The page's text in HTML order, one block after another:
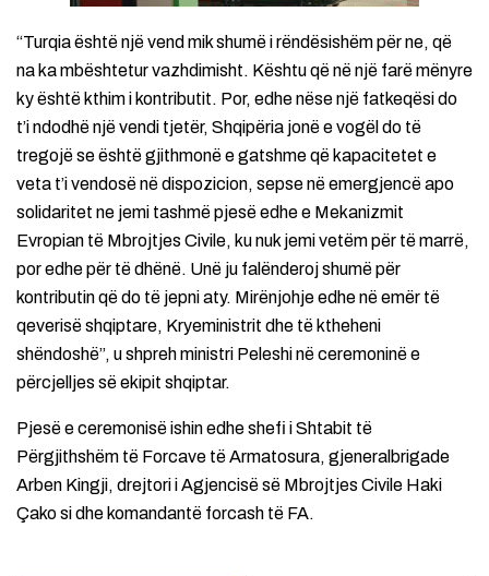
“Turqia është një vend mik shumë i rëndësishëm për ne, që
na ka mbështetur vazhdimisht. Kështu që në një farë mënyre
ky është kthim i kontributit. Por, edhe nëse një fatkeqësi do
t’i ndodhë një vendi tjetër, Shqipëria jonë e vogël do të
tregojë se është gjithmonë e gatshme që kapacitetet e
veta t’i vendosë në dispozicion, sepse në emergjencë apo
solidaritet ne jemi tashmë pjesë edhe e Mekanizmit
Evropian të Mbrojtjes Civile, ku nuk jemi vetëm për të marrë,
por edhe për të dhënë. Unë ju falënderoj shumë për
kontributin që do të jepni aty. Mirënjohje edhe në emër të
qeverisë shqiptare, Kryeministrit dhe të ktheheni
shëndoshë”, u shpreh ministri Peleshi në ceremoninë e
përcjelljes së ekipit shqiptar.
Pjesë e ceremonisë ishin edhe shefi i Shtabit të
Përgjithshëm të Forcave të Armatosura, gjeneralbrigade
Arben Kingji, drejtori i Agjencisë së Mbrojtjes Civile Haki
Çako si dhe komandantë forcash të FA.